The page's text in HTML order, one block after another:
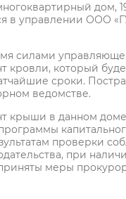
дом,
в управлении ООО
силами
кровли, который
сроки.
ведомстве.
крыши в данном
проверки
при
меры